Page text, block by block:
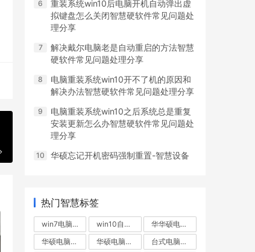
重装系统win10后电脑开机自动弹出虚
拟键盘怎么关闭智慧硬软件常见问题处
理分享
解决戴尔电脑老是自动重启的方法智慧
硬软件常见问题处理分享
电脑重装系统win10开不了机的原因和
解决办法智慧硬软件常见问题处理分享
电脑重装系统win10之后系统总是重复
安装更新怎么办智慧硬软件常见问题处
理分享
华硕忘记开机密码强制重置-智慧设备
热门智慧标签
win7电脑无故重启 win10自动重启
华华硕电脑不断重启
华硕电脑自动重启
华硕电脑重启
台式电脑突然重启